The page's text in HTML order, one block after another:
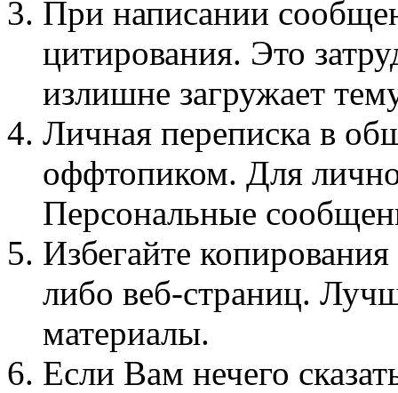
При написании
цитирования. Это
излишне загружает
Личная переписка в
оффтопиком. Для
Персональные
Избегайте
либо веб-страниц.
материалы.
Если Вам нечего